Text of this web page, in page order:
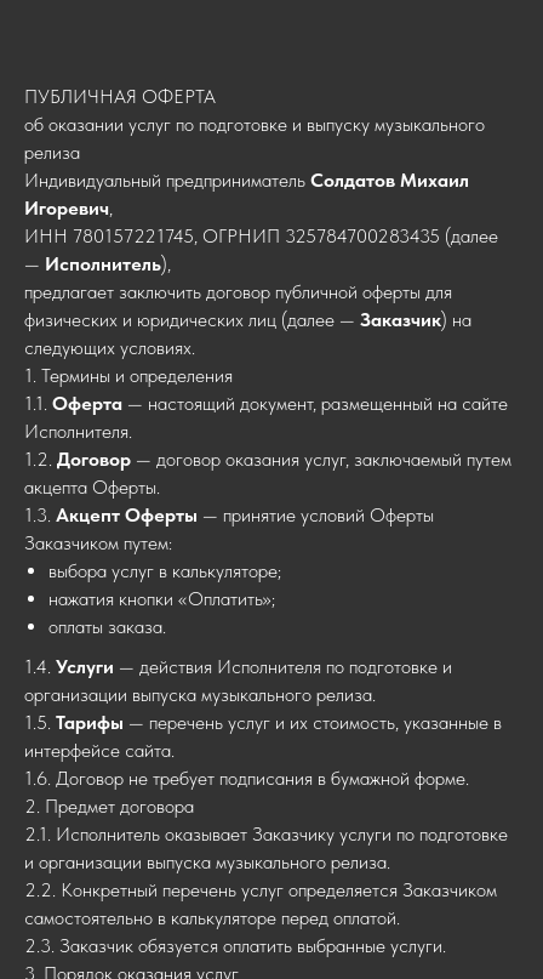
ПУБЛИЧНАЯ ОФЕРТА
об оказании услуг по подготовке и выпуску музыкального
релиза
Индивидуальный предприниматель Солдатов Михаил
Игоревич,
ИНН 780157221745, ОГРНИП 325784700283435 (далее
— Исполнитель),
предлагает заключить договор публичной оферты для
физических и юридических лиц (далее — Заказчик) на
следующих условиях.
1. Термины и определения
1.1. Оферта — настоящий документ, размещенный на сайте
Исполнителя.
1.2. Договор — договор оказания услуг, заключаемый путем
акцепта Оферты.
1.3. Акцепт Оферты — принятие условий Оферты
Заказчиком путем:
выбора услуг в калькуляторе;
нажатия кнопки «Оплатить»;
оплаты заказа.
1.4. Услуги — действия Исполнителя по подготовке и
организации выпуска музыкального релиза.
1.5. Тарифы — перечень услуг и их стоимость, указанные в
интерфейсе сайта.
1.6. Договор не требует подписания в бумажной форме.
2. Предмет договора
2.1. Исполнитель оказывает Заказчику услуги по подготовке
и организации выпуска музыкального релиза.
2.2. Конкретный перечень услуг определяется Заказчиком
самостоятельно в калькуляторе перед оплатой.
2.3. Заказчик обязуется оплатить выбранные услуги.
3. Порядок оказания услуг